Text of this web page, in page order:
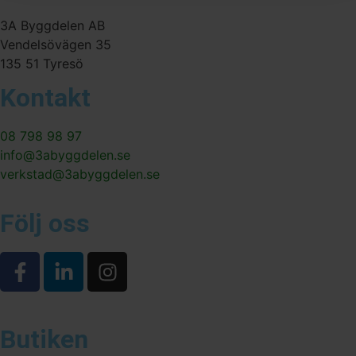
3A Byggdelen AB
Vendelsövägen 35
135 51 Tyresö
Kontakt
08 798 98 97
info@3abyggdelen.se
verkstad@3abyggdelen.se
Följ oss
Butiken